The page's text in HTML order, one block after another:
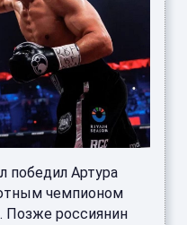
победил Артура
чемпионом
Позже россиянин